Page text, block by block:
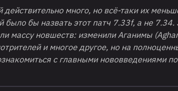
много, но всё-таки их
бы назвать этот патч 7.33f, а не 7.34.
массу новшеств: изменили Аганимы
и многое другое, но на
с главными нововведениями